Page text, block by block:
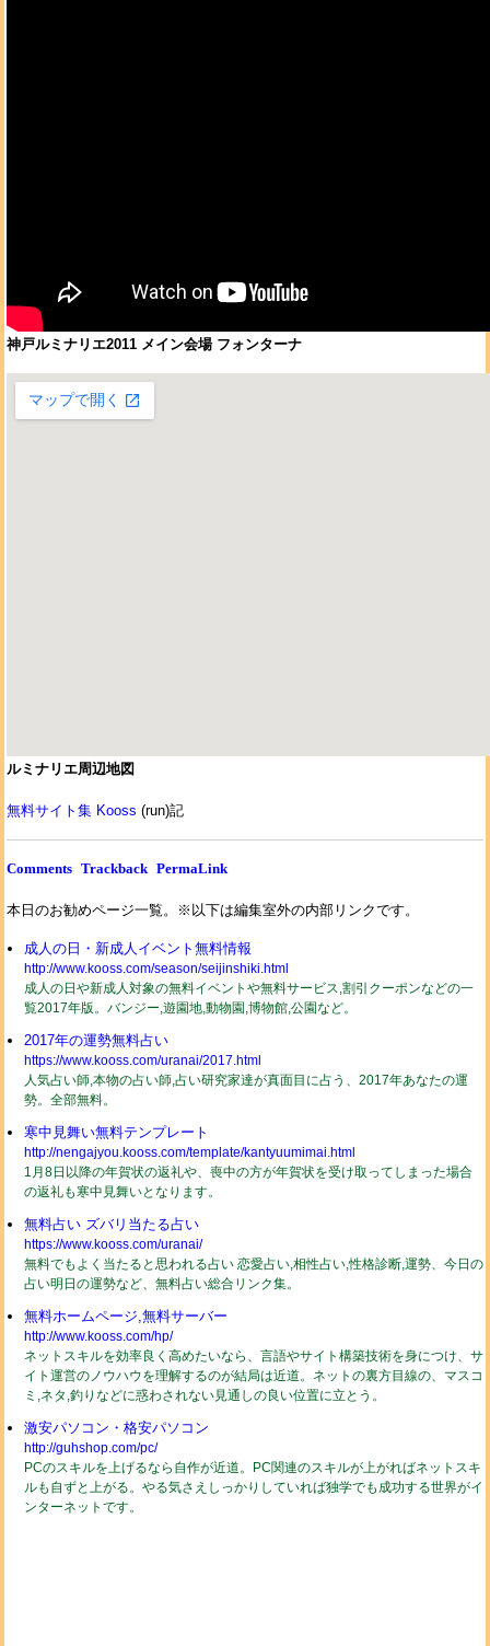
神戸ルミナリエ2011 メイン会場 フォンターナ
ルミナリエ周辺地図
無料サイト集 Kooss (run)記
Comments Trackback PermaLink
本日のお勧めページ一覧。※以下は編集室外の内部リンクです。
成人の日・新成人イベント無料情報
http://www.kooss.com/season/seijinshiki.html
成人の日や新成人対象の無料イベントや無料サービス,割引クーポンなどの一
覧2017年版。バンジー,遊園地,動物園,博物館,公園など。
2017年の運勢無料占い
https://www.kooss.com/uranai/2017.html
人気占い師,本物の占い師,占い研究家達が真面目に占う、2017年あなたの運
勢。全部無料。
寒中見舞い無料テンプレート
http://nengajyou.kooss.com/template/kantyuumimai.html
1月8日以降の年賀状の返礼や、喪中の方が年賀状を受け取ってしまった場合
の返礼も寒中見舞いとなります。
無料占い ズバリ当たる占い
https://www.kooss.com/uranai/
無料でもよく当たると思われる占い 恋愛占い,相性占い,性格診断,運勢、今日の
占い明日の運勢など、無料占い総合リンク集。
無料ホームページ,無料サーバー
http://www.kooss.com/hp/
ネットスキルを効率良く高めたいなら、言語やサイト構築技術を身につけ、サ
イト運営のノウハウを理解するのが結局は近道。ネットの裏方目線の、マスコ
ミ,ネタ,釣りなどに惑わされない見通しの良い位置に立とう。
激安パソコン・格安パソコン
http://guhshop.com/pc/
PCのスキルを上げるなら自作が近道。PC関連のスキルが上がればネットスキ
ルも自ずと上がる。やる気さえしっかりしていれば独学でも成功する世界がイ
ンターネットです。